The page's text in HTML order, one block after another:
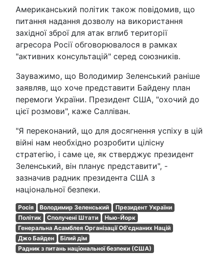
Американський політик також повідомив, що
питання надання дозволу на використання
західної зброї для атак вглиб території
агресора Росії обговорювалося в рамках
"активних консультацій" серед союзників.
Зауважимо, що Володимир Зеленський раніше
заявляв, що хоче представити Байдену план
перемоги України. Президент США, "охочий до
цієї розмови", каже Салліван.
"Я переконаний, що для досягнення успіху в цій
війні нам необхідно розробити цілісну
стратегію, і саме це, як стверджує президент
Зеленський, він планує представити", -
зазначив радник президента США з
національної безпеки.
Росія Володимир Зеленський
Президент України
Політик
Сполучені Штати
Нью-Йорк
Генеральна Асамблея Організації Об'єднаних Націй
Джо Байден
Білий дім
Радник з питань національної безпеки (США)